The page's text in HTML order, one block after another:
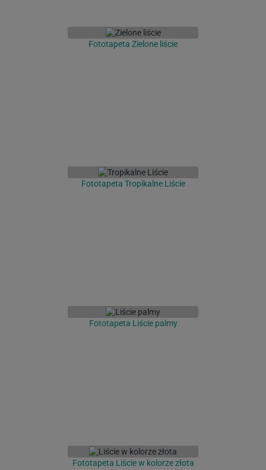
Fototapeta Zielone liście
Fototapeta Tropikalne Liście
Fototapeta Liście palmy
Fototapeta Liście w kolorze złota